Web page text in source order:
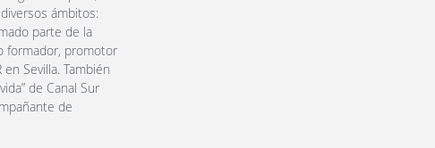
ámbitos:
parte de la
formador, promotor
Sevilla. También
de Canal Sur
de